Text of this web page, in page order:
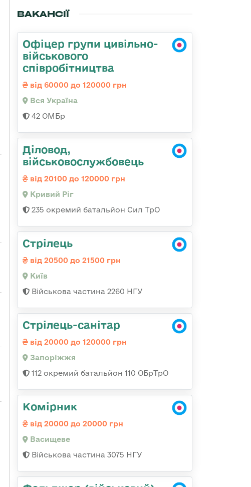
ВАКАНСІЇ
Офіцер групи цивільно-
військового
співробітництва
від 60000 до 120000 грн
Вся Україна
42 ОМБр
Діловод,
військовослужбовець
від 20100 до 120000 грн
Кривий Ріг
235 окремий батальйон Сил ТрО
Стрілець
від 20500 до 21500 грн
Київ
Військова частина 2260 НГУ
Стрілець-санітар
від 20000 до 120000 грн
Запоріжжя
112 окремий батальйон 110 ОБрТрО
Комірник
від 20000 до 20000 грн
Васищеве
Військова частина 3075 НГУ